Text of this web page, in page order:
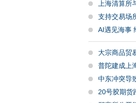
上海清算
支持交易场
AI遇见海事
大宗商品贸
普陀建成上
中东冲突导
20号胶期货